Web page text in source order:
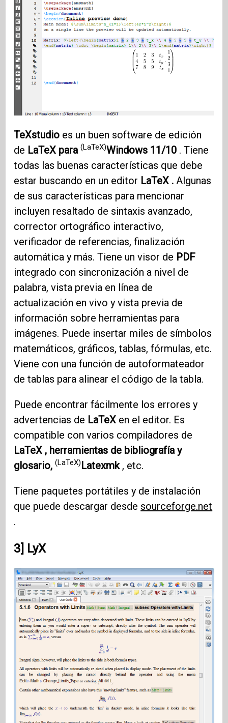
TeXstudio es un buen software de edición
de LaTeX para(LaTeX)Windows 11/10 . Tiene
todas las buenas características que debe
estar buscando en un editor LaTeX . Algunas
de sus características para mencionar
incluyen resaltado de sintaxis avanzado,
corrector ortográfico interactivo,
verificador de referencias, finalización
automática y más. Tiene un visor de PDF
integrado con sincronización a nivel de
palabra, vista previa en línea de
actualización en vivo y vista previa de
información sobre herramientas para
imágenes. Puede insertar miles de símbolos
matemáticos, gráficos, tablas, fórmulas, etc.
Viene con una función de autoformateador
de tablas para alinear el código de la tabla.
Puede encontrar fácilmente los errores y
advertencias de LaTeX en el editor. Es
compatible con varios compiladores de
LaTeX , herramientas de bibliografía y
glosario,(LaTeX)Latexmk, etc.
Tiene paquetes portátiles y de instalación
que puede descargar desde sourceforge.net
.
3] LyX